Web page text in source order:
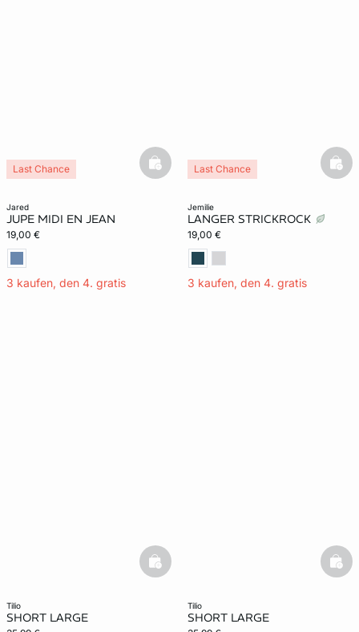
jared
JUPE MIDI EN JEAN
19,00 €
3 kaufen, den 4. gratis
Last Chance basketfull
jemilie
LANGER STRICKROCK
19,00 €
3 kaufen, den 4. gratis
Last Chance
tilio
SHORT LARGE
basketfull
tilio
SHORT LARGE